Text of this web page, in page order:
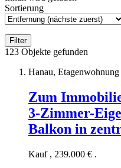
Sortierung
Filter
123 Objekte gefunden
Hanau, Etagenwohnung
Zum
3-Zimmer-
Balkon in
Kauf , 239.000 € .